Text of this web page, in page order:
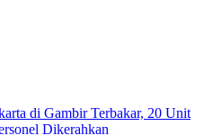
di Gambir Terbakar, 20 Unit
Dikerahkan